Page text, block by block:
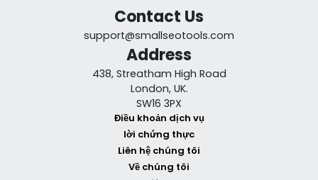
Contact Us
support@smallseotools.com
Address
438, Streatham High Road
London, UK.
SW16 3PX
Điều khoản dịch vụ
lời chứng thực
Liên hệ chúng tôi
Về chúng tôi